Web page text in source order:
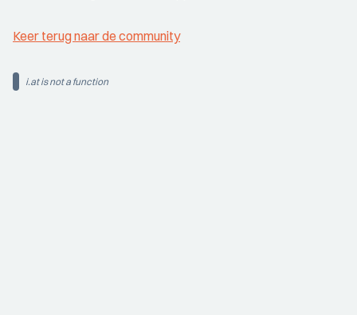
Keer terug naar de community
i.at is not a function